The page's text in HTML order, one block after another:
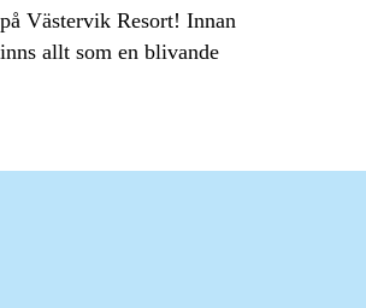
Västervik Resort! Innan
allt som en blivande